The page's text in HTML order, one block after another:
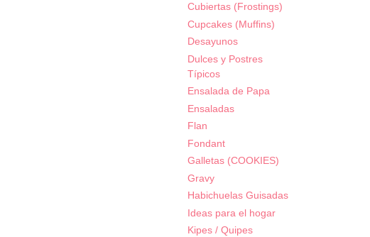
Cubiertas (Frostings)
Cupcakes (Muffins)
Desayunos
Dulces y Postres
Típicos
Ensalada de Papa
Ensaladas
Flan
Fondant
Galletas (COOKIES)
Gravy
Habichuelas Guisadas
Ideas para el hogar
Kipes / Quipes